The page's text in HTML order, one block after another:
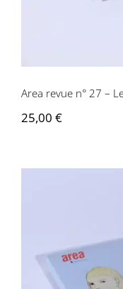
Area revue n° 27 –
25,00 €